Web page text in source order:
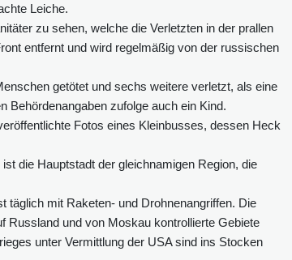
Leiche.
zu sehen, welche die Verletzten in der prallen
entfernt und wird regelmäßig von der russischen
getötet und sechs weitere verletzt, als eine
Behördenangaben zufolge auch ein Kind.
Fotos eines Kleinbusses, dessen Heck
die Hauptstadt der gleichnamigen Region, die
täglich mit Raketen- und Drohnenangriffen. Die
Russland und von Moskau kontrollierte Gebiete
unter Vermittlung der USA sind ins Stocken